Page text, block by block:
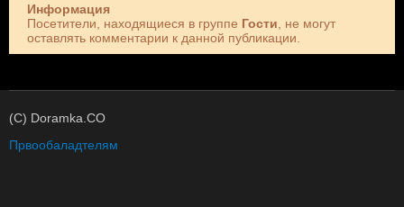
Информация
Посетители, находящиеся в группе Гости , не могут
оставлять комментарии к данной публикации.
(C) Doramka.CO
Првообаладтелям